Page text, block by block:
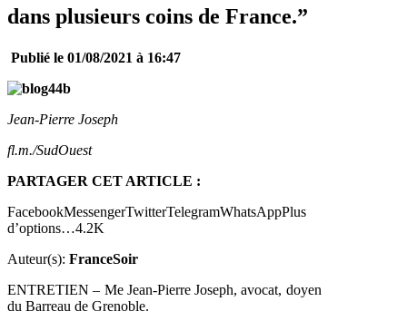
dans plusieurs coins de France.”
Publié le 01/08/2021 à 16:47
Jean-Pierre Joseph
fl.m./SudOuest
PARTAGER CET ARTICLE :
FacebookMessengerTwitterTelegramWhatsAppPlus
d’options…4.2K
Auteur(s): FranceSoir
ENTRETIEN – Me Jean-Pierre Joseph, avocat, doyen
du Barreau de Grenoble.